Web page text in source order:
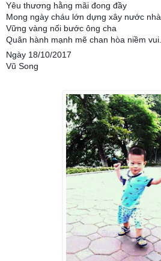
Yêu thương hằng mãi đong đầy
Mong ngày cháu lớn dựng xây nước nhà
Vững vàng nối bước ông cha
Quân hành mạnh mẽ chan hòa niềm vui.
Ngày 18/10/2017
Vũ Song